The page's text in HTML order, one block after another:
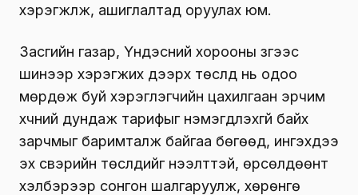
хэрэгжүүлж, ашиглалтад оруулах юм.
Засгийн газар, Үндэсний хорооны зүгээс
шинээр хэрэгжих дээрх төслүүд нь одоо
мөрдөж буй хэрэглэгчийн цахилгаан эрчим
хүчний дундаж тарифыг нэмэгдүүлэхгүй байх
зарчмыг баримталж байгаа бөгөөд, ингэхдээ
эх үүсвэрийн төслүүдийг нээлттэй, өрсөлдөөнт
хэлбэрээр сонгон шалгаруулж, хөрөнгө